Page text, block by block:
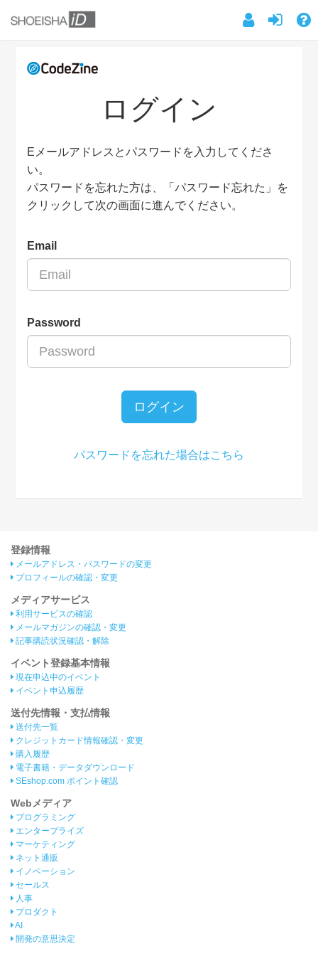
ログイン
Eメールアドレスとパスワードを入力してくださ
い。
パスワードを忘れた方は、「パスワード忘れた」を
クリックして次の画面に進んでください。
Email
Password
ログイン
パスワードを忘れた場合はこちら
登録情報
メールアドレス・パスワードの変更
プロフィールの確認・変更
メディアサービス
利用サービスの確認
メールマガジンの確認・変更
記事購読状況確認・解除
イベント登録基本情報
現在申込中のイベント
イベント申込履歴
送付先情報・支払情報
送付先一覧
クレジットカード情報確認・変更
購入履歴
電子書籍・データダウンロード
SEshop.com ポイント確認
Webメディア
プログラミング
エンタープライズ
マーケティング
ネット通販
イノベーション
セールス
人事
プロダクト
AI
開発の意思決定